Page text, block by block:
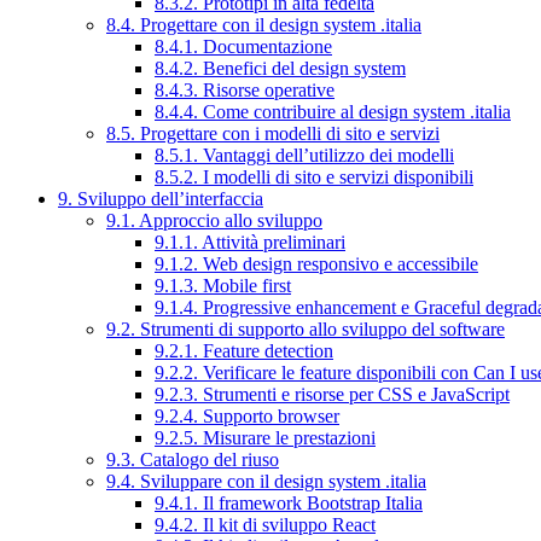
8.4. Progettare con il design system .italia
8.4.1. Documentazione
8.4.2. Benefici del design system
8.4.3. Risorse operative
8.4.4. Come contribuire al design system .italia
8.5. Progettare con i modelli di sito e servizi
8.5.1. Vantaggi dell’utilizzo dei modelli
8.5.2. I modelli di sito e servizi disponibili
9. Sviluppo dell’interfaccia
9.1. Approccio allo sviluppo
9.1.1. Attività preliminari
9.1.2. Web design responsivo e accessibile
9.1.3. Mobile first
9.1.4. Progressive enhancement e Graceful
9.2. Strumenti di supporto allo sviluppo del software
9.2.1. Feature detection
9.2.2. Verificare le feature disponibili con Can I
9.2.3. Strumenti e risorse per CSS e JavaScript
9.2.4. Supporto browser
9.2.5. Misurare le prestazioni
9.3. Catalogo del riuso
9.4. Sviluppare con il design system .italia
9.4.1. Il framework Bootstrap Italia
9.4.2. Il kit di sviluppo React